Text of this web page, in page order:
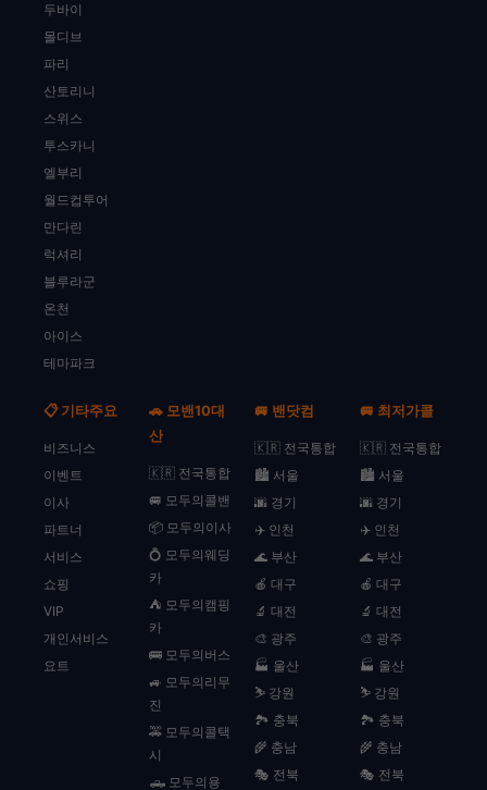
두바이
몰디브
파리
산토리니
스위스
투스카니
엘부리
월드컵투어
만다린
럭셔리
블루라군
온천
아이스
테마파크
📋 기타주요
비즈니스
이벤트
이사
파트너
서비스
쇼핑
VIP
개인서비스
요트
🚗 모밴10대
산
🇰🇷 전국통합
🚐 모두의콜밴
📦 모두의이사
💍 모두의웨딩
카
⛺ 모두의캠핑
카
🚌 모두의버스
🚙 모두의리무
진
🚕 모두의콜택
시
🛻 모두의용
🚐 밴닷컴
🇰🇷 전국통합
🏙️ 서울
🌆 경기
✈️ 인천
🌊 부산
🍎 대구
🔬 대전
🎨 광주
🏭 울산
⛷️ 강원
🏞️ 충북
🌾 충남
🎭 전북
🚐 최저가콜
🇰🇷 전국통합
🏙️ 서울
🌆 경기
✈️ 인천
🌊 부산
🍎 대구
🔬 대전
🎨 광주
🏭 울산
⛷️ 강원
🏞️ 충북
🌾 충남
🎭 전북